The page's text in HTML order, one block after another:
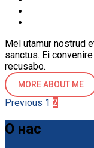
Mel utamur nostrud
sanctus. Ei
recusabo.
MORE ABOUT ME
Пагинация
записей
Previous 1 2
О нас